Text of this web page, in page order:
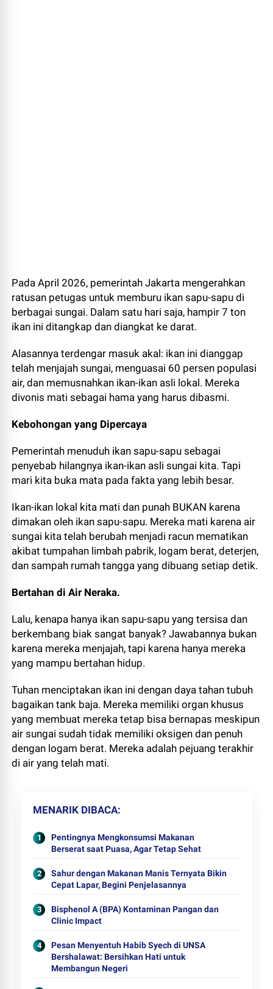
Pada April 2026, pemerintah Jakarta mengerahkan
ratusan petugas untuk memburu ikan sapu-sapu di
berbagai sungai. Dalam satu hari saja, hampir 7 ton
ikan ini ditangkap dan diangkat ke darat.
Alasannya terdengar masuk akal: ikan ini dianggap
telah menjajah sungai, menguasai 60 persen populasi
air, dan memusnahkan ikan-ikan asli lokal. Mereka
divonis mati sebagai hama yang harus dibasmi.
Kebohongan yang Dipercaya
Pemerintah menuduh ikan sapu-sapu sebagai
penyebab hilangnya ikan-ikan asli sungai kita. Tapi
mari kita buka mata pada fakta yang lebih besar.
Ikan-ikan lokal kita mati dan punah BUKAN karena
dimakan oleh ikan sapu-sapu. Mereka mati karena air
sungai kita telah berubah menjadi racun mematikan
akibat tumpahan limbah pabrik, logam berat, deterjen,
dan sampah rumah tangga yang dibuang setiap detik.
Bertahan di Air Neraka.
Lalu, kenapa hanya ikan sapu-sapu yang tersisa dan
berkembang biak sangat banyak? Jawabannya bukan
karena mereka menjajah, tapi karena hanya mereka
yang mampu bertahan hidup.
Tuhan menciptakan ikan ini dengan daya tahan tubuh
bagaikan tank baja. Mereka memiliki organ khusus
yang membuat mereka tetap bisa bernapas meskipun
air sungai sudah tidak memiliki oksigen dan penuh
dengan logam berat. Mereka adalah pejuang terakhir
di air yang telah mati.
MENARIK DIBACA
Pentingnya Mengkonsumsi Makanan
Berserat saat Puasa, Agar Tetap Sehat
Sahur dengan Makanan Manis Ternyata Bikin
Cepat Lapar, Begini Penjelasannya
Bisphenol A (BPA) Kontaminan Pangan dan
Clinic Impact
Pesan Menyentuh Habib Syech di UNSA
Bershalawat: Bersihkan Hati untuk
Membangun Negeri